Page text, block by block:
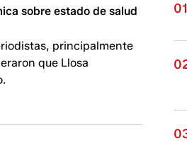
sobre estado de salud
principalmente
que Llosa